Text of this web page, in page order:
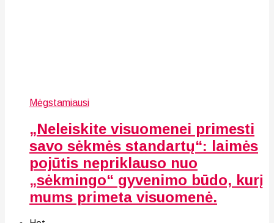
Mėgstamiausi
„Neleiskite visuomenei primesti
savo sėkmės standartų“: laimės
pojūtis nepriklauso nuo
„sėkmingo“ gyvenimo būdo, kurį
mums primeta visuomenė.